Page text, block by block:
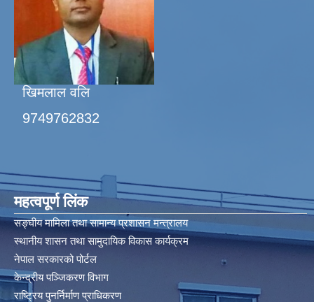
खिमलाल वलि
9749762832
महत्वपूर्ण लिंक
सङ्घीय मामिला तथा सामान्य प्रशासन मन्त्रालय
स्थानीय शासन तथा सामुदायिक विकास कार्यक्रम
नेपाल सरकारको पोर्टल
केन्द्रीय पञ्जिकरण विभाग
राष्ट्रिय पुनर्निर्माण प्राधिकरण